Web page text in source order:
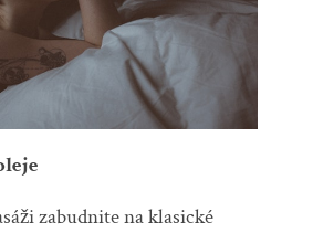
zabudnite na klasické